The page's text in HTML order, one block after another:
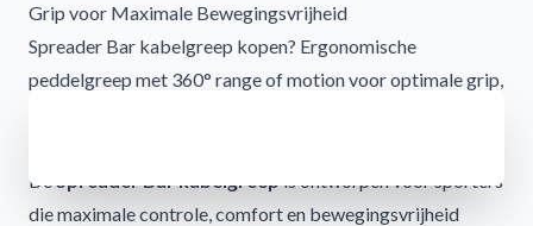
Grip voor Maximale Bewegingsvrijheid
Spreader Bar kabelgreep kopen? Ergonomische
peddelgreep met 360° range of motion voor optimale grip,
DeSpreader Bar kabelgreepis ontworpen voor sporters
die maximale controle, comfort en bewegingsvrijheid